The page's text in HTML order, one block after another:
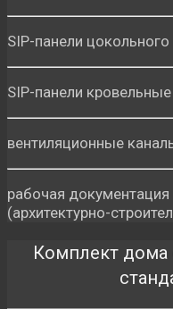
SIP-панели
SIP-панели кровельные
вентиляционные
рабочая
(архитектурно-
Комплект дома